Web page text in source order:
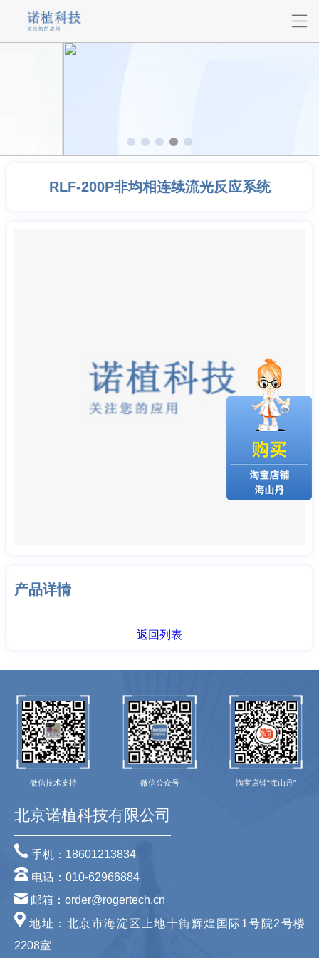
RLF-200P非均相连续流光反应系统
产品详情
返回列表
微信技术支持 微信公众号 淘宝店铺“海山丹”
北京诺植科技有限公司
手机：18601213834
电话：010-62966884
邮箱：order@rogertech.cn
地址：北京市海淀区上地十街辉煌国际1号院2号楼
2208室